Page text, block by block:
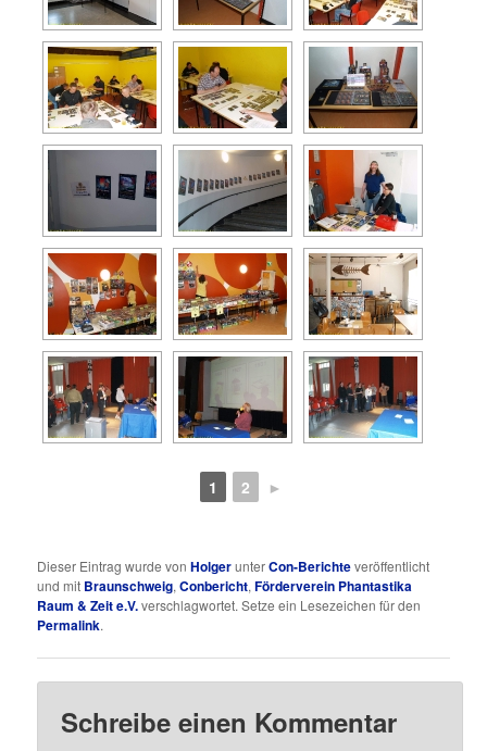
1 2 ►
Dieser Eintrag wurde vonHolgerunterCon-Berichteveröffentlicht
und mit Braunschweig,Conbericht,Förderverein Phantastika
Raum & Zeit e.V.verschlagwortet. Setze ein Lesezeichen für den
Permalink.
Schreibe einen Kommentar